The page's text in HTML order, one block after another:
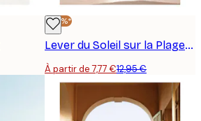
-40%*
Lever du Soleil sur la Plage Poster
À partir de 7,77 €12,95 €